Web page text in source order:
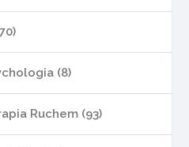
(8)
Ruchem (93)